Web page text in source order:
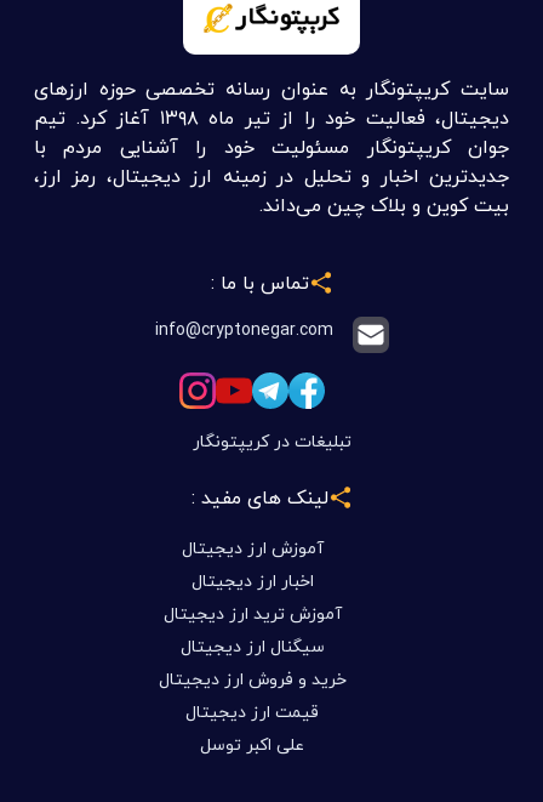
سایت کریپتونگار به عنوان رسانه تخصصی حوزه ارزهای
دیجیتال، فعالیت خود را از تیر ماه ۱۳۹۸ آغاز کرد. تیم
جوان کریپتونگار مسئولیت خود را آشنایی مردم با
جدیدترین اخبار و تحلیل در زمینه ارز دیجیتال، رمز ارز،
بیت کوین و بلاک چین می‌داند.
تماس با ما :
info@cryptonegar.com
تبلیغات در کریپتونگار
لینک های مفید :
آموزش ارز دیجیتال
اخبار ارز دیجیتال
آموزش ترید ارز دیجیتال
سیگنال ارز دیجیتال
خرید و فروش ارز دیجیتال
قیمت ارز دیجیتال
علی اکبر توسل